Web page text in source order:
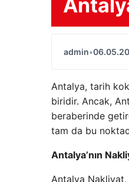
admin•
Antalya, tarih
biridir. Ancak,
beraberinde
tam da bu
Antalya’nın
Antalya